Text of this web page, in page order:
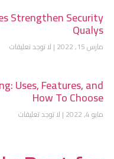
Strengthen Security
Qualys
مارس 15, 2022 لا توجد تعليقات
Uses, Features, and
How To Choose
مايو 4, 2022 لا توجد تعليقات